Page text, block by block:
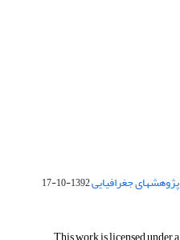
1392-10-17